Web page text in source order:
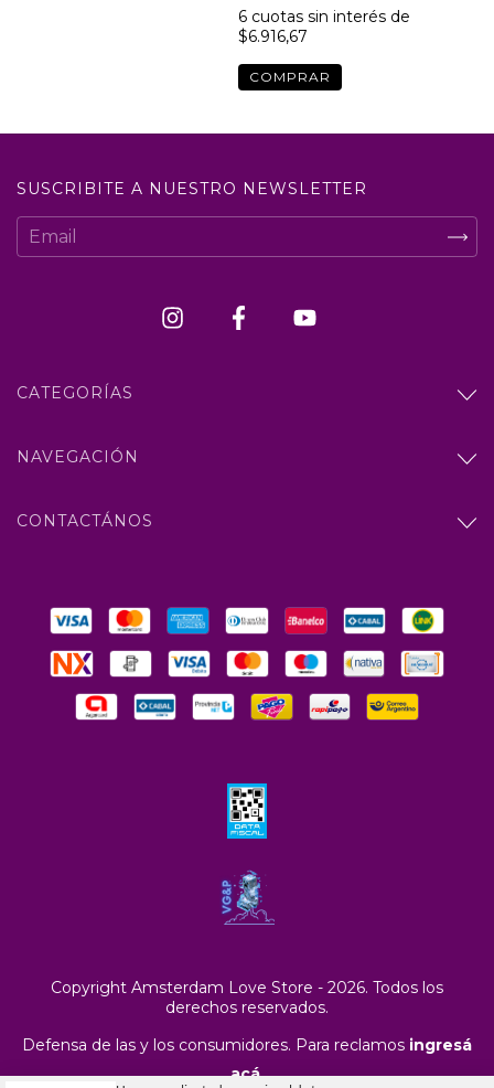
6 cuotas sin interés de
$6.916,67
SUSCRIBITE A NUESTRO NEWSLETTER
CATEGORÍAS
NAVEGACIÓN
CONTACTÁNOS
Copyright Amsterdam Love Store - 2026. Todos los
derechos reservados.
Defensa de las y los consumidores. Para reclamos ingresá
acá.